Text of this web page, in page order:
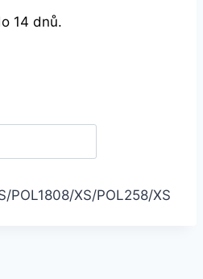
14 dnů.
POL1808/XS/POL258/XS